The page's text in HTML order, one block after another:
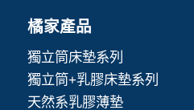
橘家產品
獨立筒床墊系列
獨立筒+乳膠床墊系列
天然系乳膠薄墊